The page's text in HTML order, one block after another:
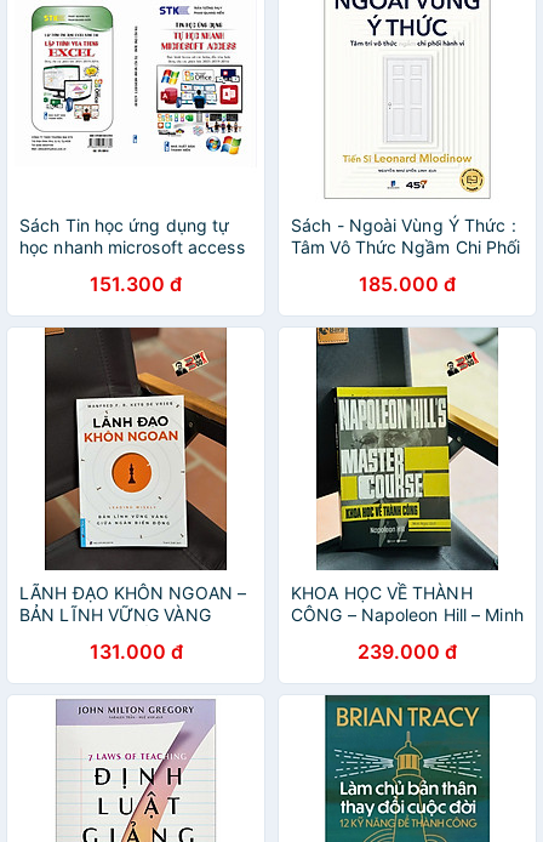
Sách Tin học ứng dụng tự
học nhanh microsoft access
151.300 đ
Sách - Ngoài Vùng Ý Thức :
Tâm Vô Thức Ngầm Chi Phối
185.000 đ
LÃNH ĐẠO KHÔN NGOAN –
BẢN LĨNH VỮNG VÀNG
MANFRED F. R. KETS DE
VRIES – First News
131.000 đ
KHOA HỌC VỀ THÀNH
CÔNG – Napoleon Hill – Minh
Công Thương239.000 đ